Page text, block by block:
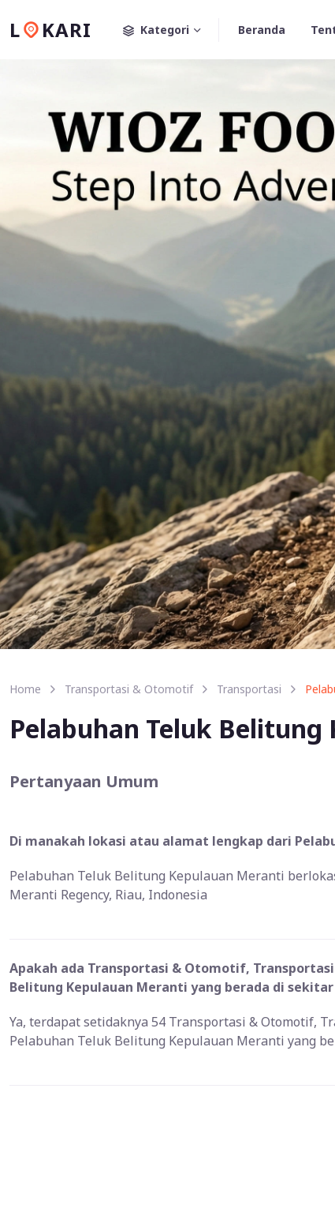
L KARI Kategori Beranda
Home Transportasi & Otomotif Transportasi
Pelabuhan Teluk
Pertanyaan Umum
Di manakah lokasi atau alamat lengkap dari
Pelabuhan Teluk Belitung Kepulauan Meranti
Meranti Regency, Riau, Indonesia
Apakah ada Transportasi & Otomotif,
Belitung Kepulauan Meranti yang berada di
Ya, terdapat setidaknya 54 Transportasi & Otomotif,
Pelabuhan Teluk Belitung Kepulauan Meranti yang